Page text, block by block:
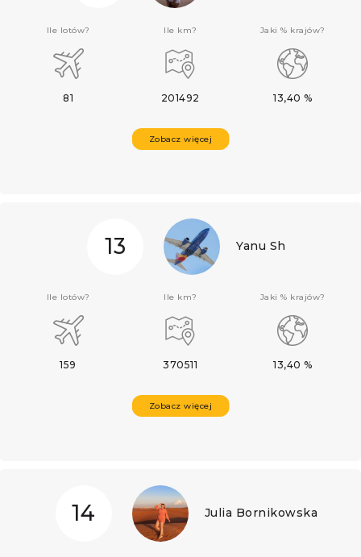
Zobacz więcej
Ile lotów?
81
Ile km?
201492
Jaki % krajów?
13,40 %
13 Yanu Sh
Zobacz więcej
Ile lotów?
159
Ile km?
370511
Jaki % krajów?
13,40 %
14 Julia Bornikowska